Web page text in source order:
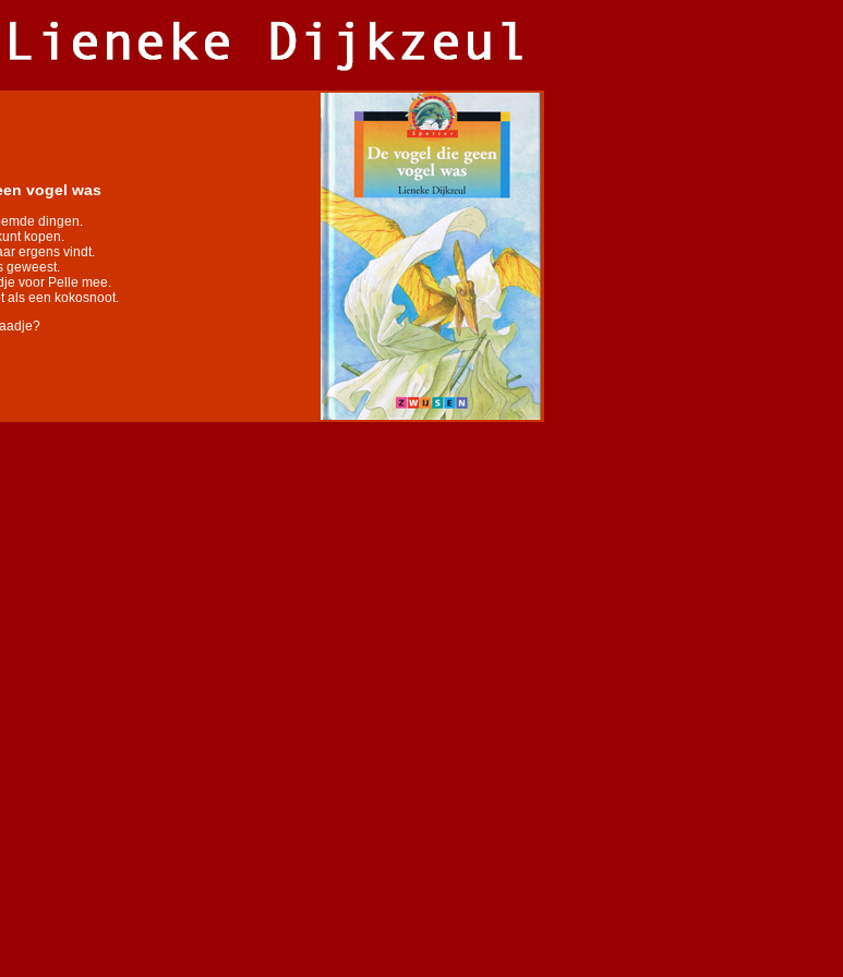
vogel was
dingen.
kopen.
ergens vindt.
geweest.
voor Pelle mee.
als een kokosnoot.